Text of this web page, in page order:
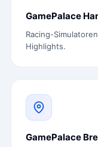
GamePalace
Racing-
Highlights.
GamePalace